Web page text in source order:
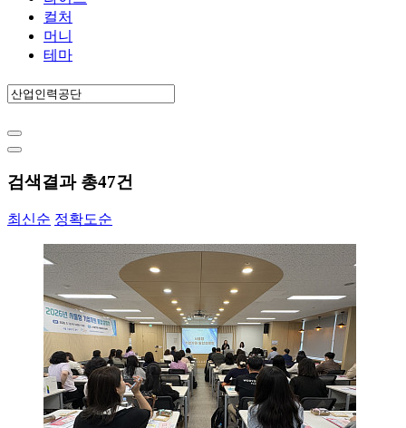
컬처
머니
테마
검색결과 총47건
최신순 정확도순